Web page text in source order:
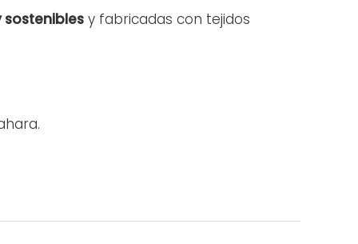
sostenibles y fabricadas con tejidos